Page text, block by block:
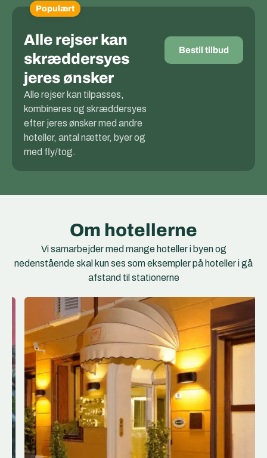
Populært
Alle rejser kan
skræddersyes
jeres ønsker
Alle rejser kan tilpasses,
kombineres og skræddersyes
efter jeres ønsker med andre
hoteller, antal nætter, byer og
med fly/tog.
Bestil tilbud
Om hotellerne
Vi samarbejder med mange hoteller i byen og
nedenstående skal kun ses som eksempler på hoteller i gå
afstand til stationerne